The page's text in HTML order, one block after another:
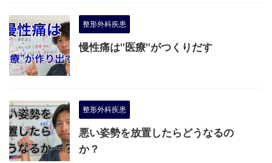
整形外科疾患
慢性痛は''医療''がつくりだす
整形外科疾患
悪い姿勢を放置したらどうなるの
か？